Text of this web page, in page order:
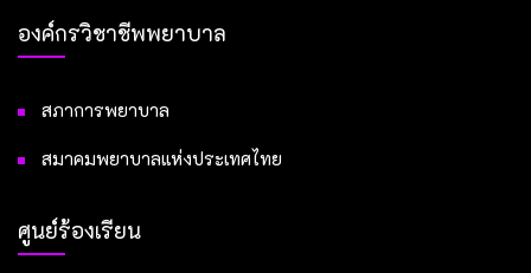
องค์กรวิชาชีพพยาบาล
สภาการพยาบาล
สมาคมพยาบาลแห่งประเทศไทย
ศูนย์ร้องเรียน